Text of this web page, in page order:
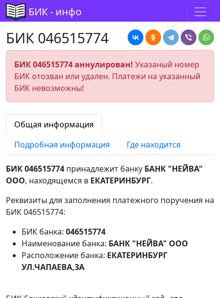
БИК - инфо
БИК 046515774
БИК 046515774 аннулирован! Указаный номер
БИК отозван или удален. Платежи на указанный
БИК невозможны!
Общая информация
Подробная информация
Где находится
БИК 046515774 принадлежит банку БАНК "НЕЙВА"
ООО, находящемся в ЕКАТЕРИНБУРГ.
Реквизиты для заполнения платежного поручения на
БИК 046515774:
БИК банка: 046515774
Наименование банка: БАНК "НЕЙВА" ООО
Расположение банка: ЕКАТЕРИНБУРГ
УЛ.ЧАПАЕВА,3А